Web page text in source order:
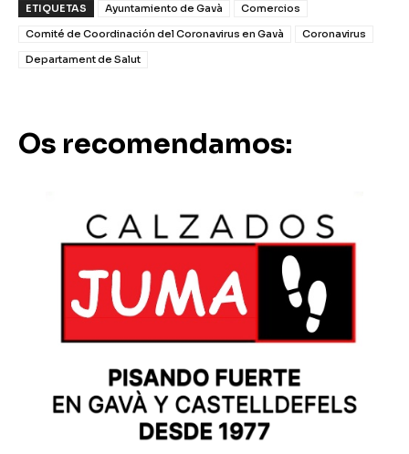
ETIQUETAS Ayuntamiento de Gavà
Comercios
Comité de Coordinación del Coronavirus en Gavà
Coronavirus
Departament de Salut
Os recomendamos: